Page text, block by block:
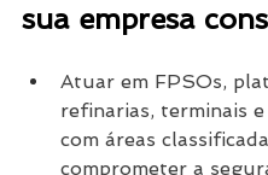
sua empresa
Atuar em FPSOs,
refinarias, terminais e
com áreas
comprometer a